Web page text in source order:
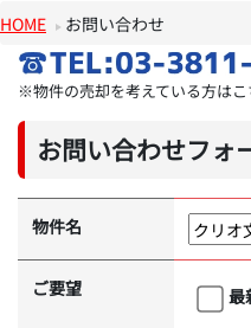
HOME お問い合わせ
※物件の売却を考えている方はこ
お問い合わせフォ
物件名
ご要望
最